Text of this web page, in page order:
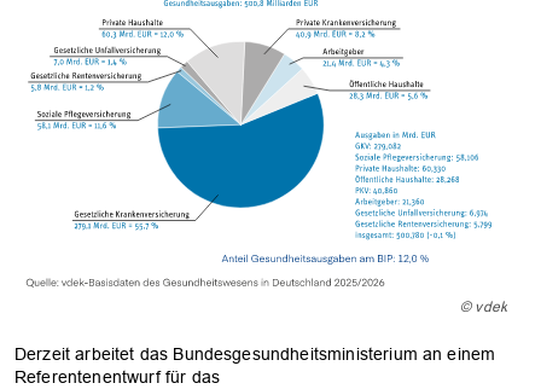
© vdek
Derzeit arbeitet das Bundesgesundheitsministerium an einem
Referentenentwurf für das